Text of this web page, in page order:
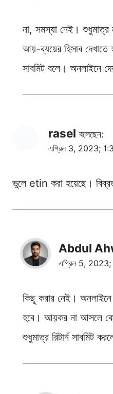
না, সমস্যা নেই। শুধুমাত্র
আয়-ব্যয়ের হিসাব দেখাতে
সাবমিট বলে। অনলাইনে
rasel বলেছেন:
এপ্রিল 3, 2023;
ভুলে etin করা হয়েছে।
Abdul
এপ্রিল 5, 2023;
কিছু করার নেই। অনলাইনে
হবে। আয়কর না আসলে
শুধুমাত্র রিটার্ন সাবমিট